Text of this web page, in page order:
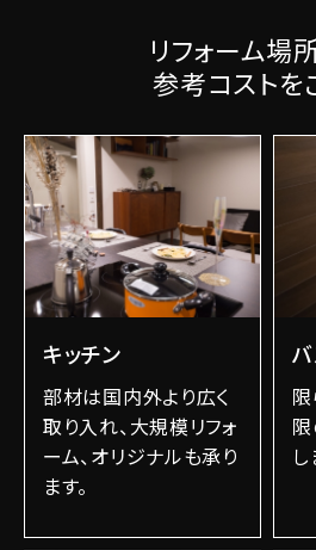
リフォーム場
参考コストを
キッチン
部材は国内外より広く
取り入れ、大規模リフォ
ーム、オリジナルも承り
ます。
し